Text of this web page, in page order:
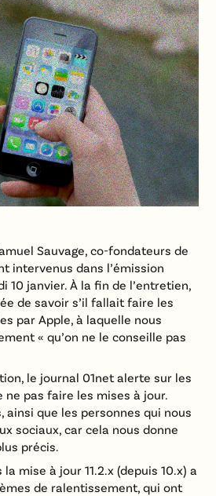
Sauvage, co-fondateurs de
intervenus dans l’émission
10 janvier. À la fin de l’entretien,
de savoir s’il fallait faire les
par Apple, à laquelle nous
« qu’on ne le conseille pas
le journal 01net alerte sur les
ne pas faire les mises à jour.
ainsi que les personnes qui nous
sociaux, car cela nous donne
précis.
mise à jour 11.2.x (depuis 10.x) a
de ralentissement, qui ont